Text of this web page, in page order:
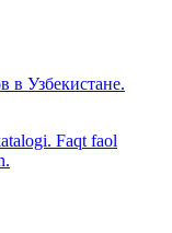
в Узбекистане.
Faqt faol